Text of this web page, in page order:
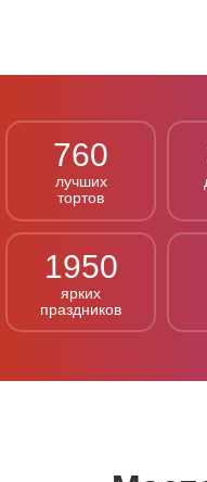
760
лучших
тортов
1950
ярких
праздников